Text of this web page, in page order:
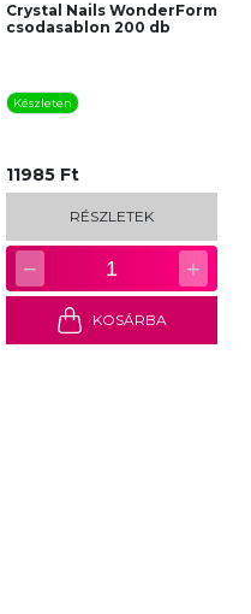
Crystal Nails WonderForm
csodasablon 200 db
Készleten
11985 Ft
RÉSZLETEK
− 1 +
KOSÁRBA